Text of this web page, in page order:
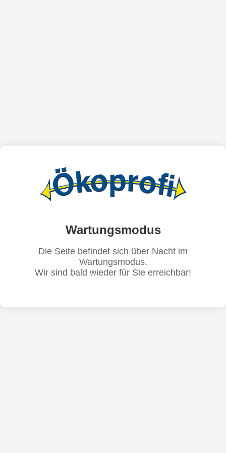
Wartungsmodus
Die Seite befindet sich über Nacht im
Wartungsmodus.
Wir sind bald wieder für Sie erreichbar!